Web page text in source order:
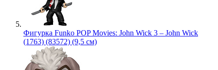
Фигурка Funko POP Movies: John Wick 3 – John Wick
(1763) (83572) (9,5 см)